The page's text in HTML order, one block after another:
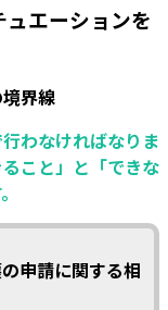
エーションを
界線
わなければなりま
こと」と「できな
申請に関する相